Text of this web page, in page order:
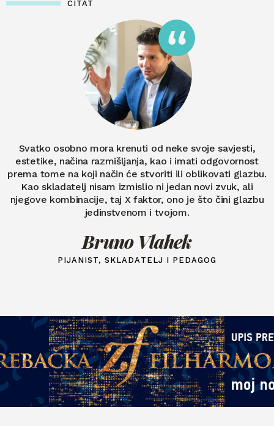
CITAT
Svatko osobno mora krenuti od neke svoje savjesti,
estetike, načina razmišljanja, kao i imati odgovornost
prema tome na koji način će stvoriti ili oblikovati glazbu.
Kao skladatelj nisam izmislio ni jedan novi zvuk, ali
njegove kombinacije, taj X faktor, ono je što čini glazbu
jedinstvenom i tvojom.
Bruno Vlahek
PIJANIST, SKLADATELJ I PEDAGOG